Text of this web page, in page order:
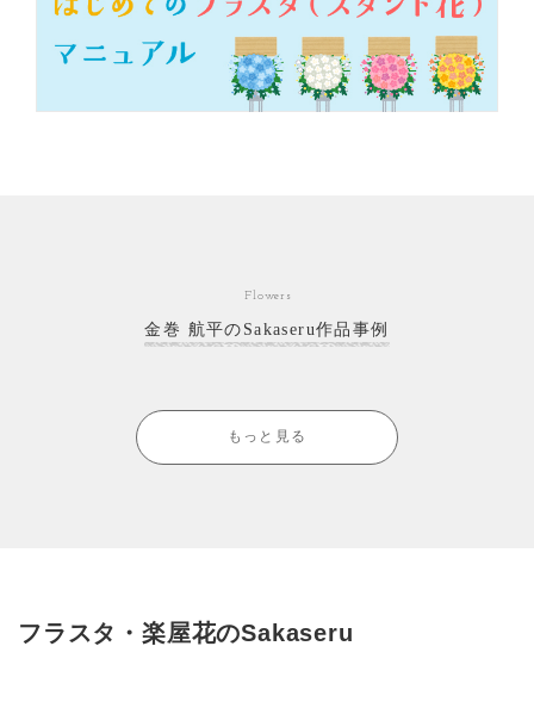
Flowers
金巻 航平のSakaseru作品事例
もっと見る
フラスタ・楽屋花のSakaseru